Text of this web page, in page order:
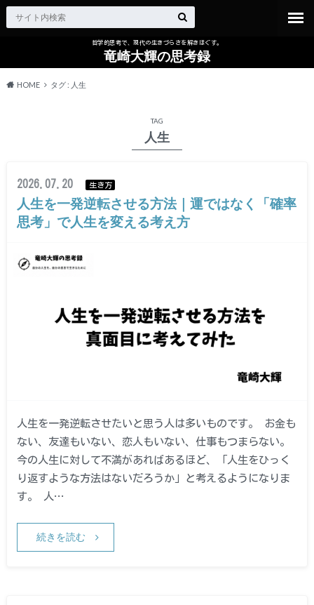
哲学的思考で、現代の生きづらさを解きほぐす。
竜崎大輝の思考録
HOME タグ : 人生
TAG
人生
2026.07.20 生き方
人生を一発逆転させる方法｜運ではなく「確率
思考」で人生を変える考え方
人生を一発逆転させたいと思う人は多いものです。 お金も
ない、友達もいない、恋人もいない、仕事もつまらない。
今の人生に対して不満があればあるほど、「人生をひっく
り返すような方法はないだろうか」と考えるようになりま
す。 人…
続きを読む